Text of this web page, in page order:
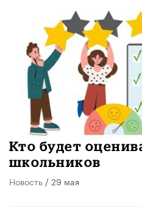
Кто будет
школьников
Новость / 29 мая